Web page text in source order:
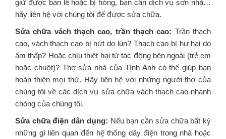
giữ được bản lề hoặc bị hỏng, bạn cần dịch vụ sơn nhà…
hãy liên hệ với chúng tôi để được sửa chữa.
Sửa chữa vách thạch cao, trần thạch cao: Trần thạch
cao, vách thạch cao bị nứt do lún? Thạch cao bị hư hại do
ẩm thấp? Hoặc chịu thiệt hại từ tác động bên ngoài (trẻ em
hoặc chuột)? Thợ sửa nhà của Tịnh Anh có thể giúp bạn
hoàn thiện mọi thứ. Hãy liên hệ với những người thợ của
chúng tôi về các dịch vụ sửa chữa vách thạch cao nhanh
chóng của chúng tôi.
Sửa chữa điện dân dụng: Nếu bạn cần sửa chữa bất kỳ
những gì liên quan đến hệ thống dây điện trong nhà hoặc